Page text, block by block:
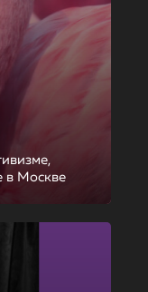
в Москве